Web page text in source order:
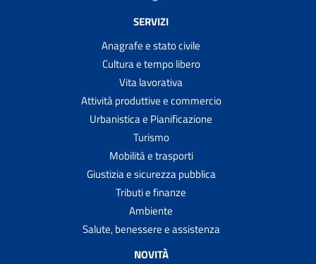
SERVIZI
Anagrafe e stato civile
Cultura e tempo libero
Vita lavorativa
Attività produttive e commercio
Urbanistica e Pianificazione
Turismo
Mobilità e trasporti
Giustizia e sicurezza pubblica
Tributi e finanze
Ambiente
Salute, benessere e assistenza
NOVITÀ